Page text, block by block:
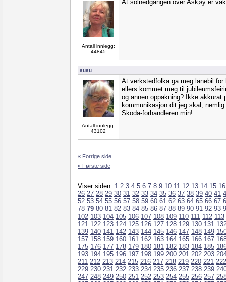
Antall innlegg:
44845
At solnedgangen over Askøy er
auau
Antall innlegg:
43102
At verkstedfolka ga meg lånebil for
ellers kommet meg til
og annen oppakning? Ikke akkurat
kommunikasjon dit jeg skal,
Skoda-forhandleren min!
« Forrige side
« Første side
Viser siden: 1 2 3 4 5 6 7 8 9 10 11 12 13 14 15 16
26 27 28 29 30 31 32 33 34 35 36 37 38 39 40 41
52 53 54 55 56 57 58 59 60 61 62 63 64 65 66 67
78 79 80 81 82 83 84 85 86 87 88 89 90 91 92 93
102 103 104 105 106 107 108 109 110 111 112 113
121 122 123 124 125 126 127 128 129 130 131
139 140 141 142 143 144 145 146 147 148 149
157 158 159 160 161 162 163 164 165 166 167
175 176 177 178 179 180 181 182 183 184 185
193 194 195 196 197 198 199 200 201 202 203
211 212 213 214 215 216 217 218 219 220 221 222
229 230 231 232 233 234 235 236 237 238 239
247 248 249 250 251 252 253 254 255 256 257